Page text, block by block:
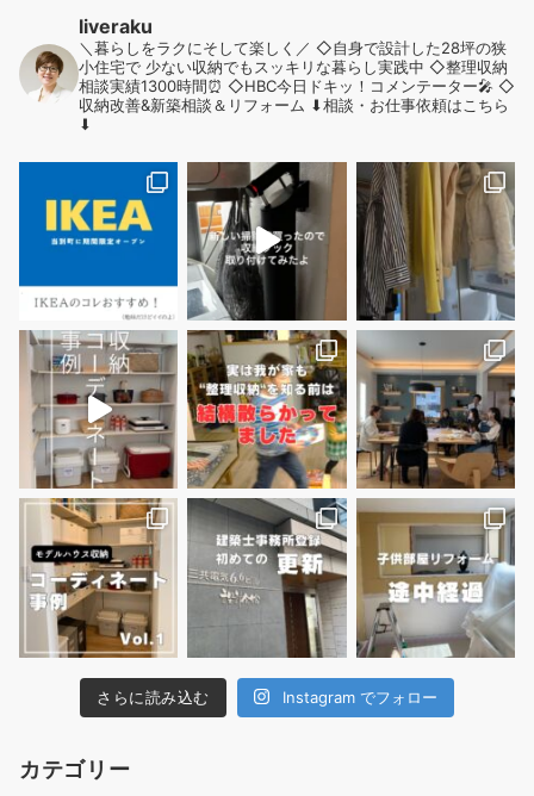
liveraku
＼暮らしをラクにそして楽しく／ ◇自身で設計した28坪の狭
小住宅で 少ない収納でもスッキリな暮らし実践中 ◇整理収納
相談実績1300時間⏰ ◇HBC今日ドキッ！コメンテーター🎤 ◇
収納改善&新築相談＆リフォーム ⬇︎相談・お仕事依頼はこちら
⬇︎
さらに読み込む Instagram でフォロー
カテゴリー